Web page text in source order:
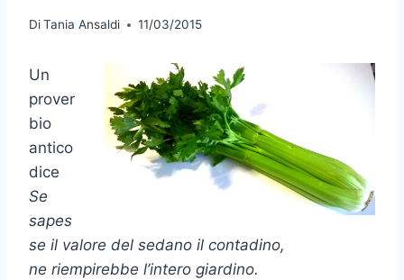
DiTania Ansaldi 11/03/2015
Un
prover
bio
antico
dice
Se
sapes
se il valore del sedano il contadino,
ne riempirebbe l’intero giardino.